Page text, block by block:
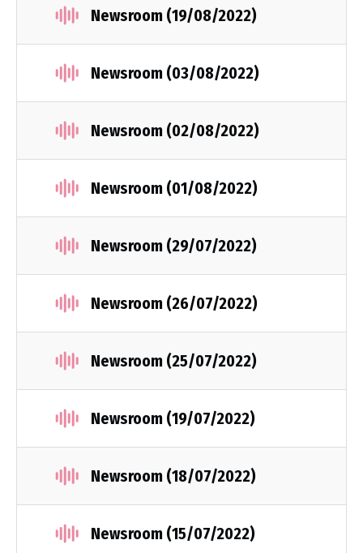
Newsroom (19/08/2022)
Newsroom (03/08/2022)
Newsroom (02/08/2022)
Newsroom (01/08/2022)
Newsroom (29/07/2022)
Newsroom (26/07/2022)
Newsroom (25/07/2022)
Newsroom (19/07/2022)
Newsroom (18/07/2022)
Newsroom (15/07/2022)